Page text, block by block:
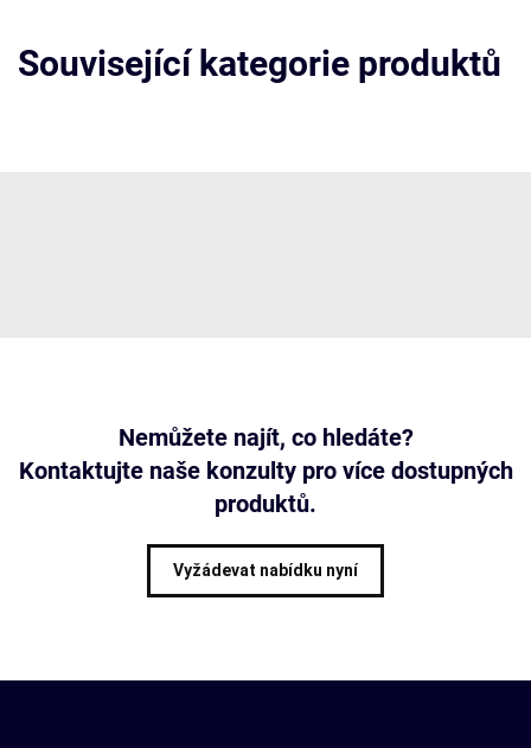
Související kategorie produktů
Nemůžete najít, co hledáte?
Kontaktujte naše konzulty pro více dostupných
produktů.
Vyžádevat nabídku nyní